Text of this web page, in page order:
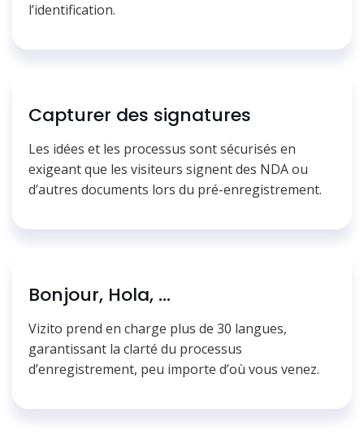
l’identification.
Capturer des signatures
Les idées et les processus sont sécurisés en
exigeant que les visiteurs signent des NDA ou
d’autres documents lors du pré-enregistrement.
Bonjour, Hola, ...
Vizito prend en charge plus de 30 langues,
garantissant la clarté du processus
d’enregistrement, peu importe d’où vous venez.